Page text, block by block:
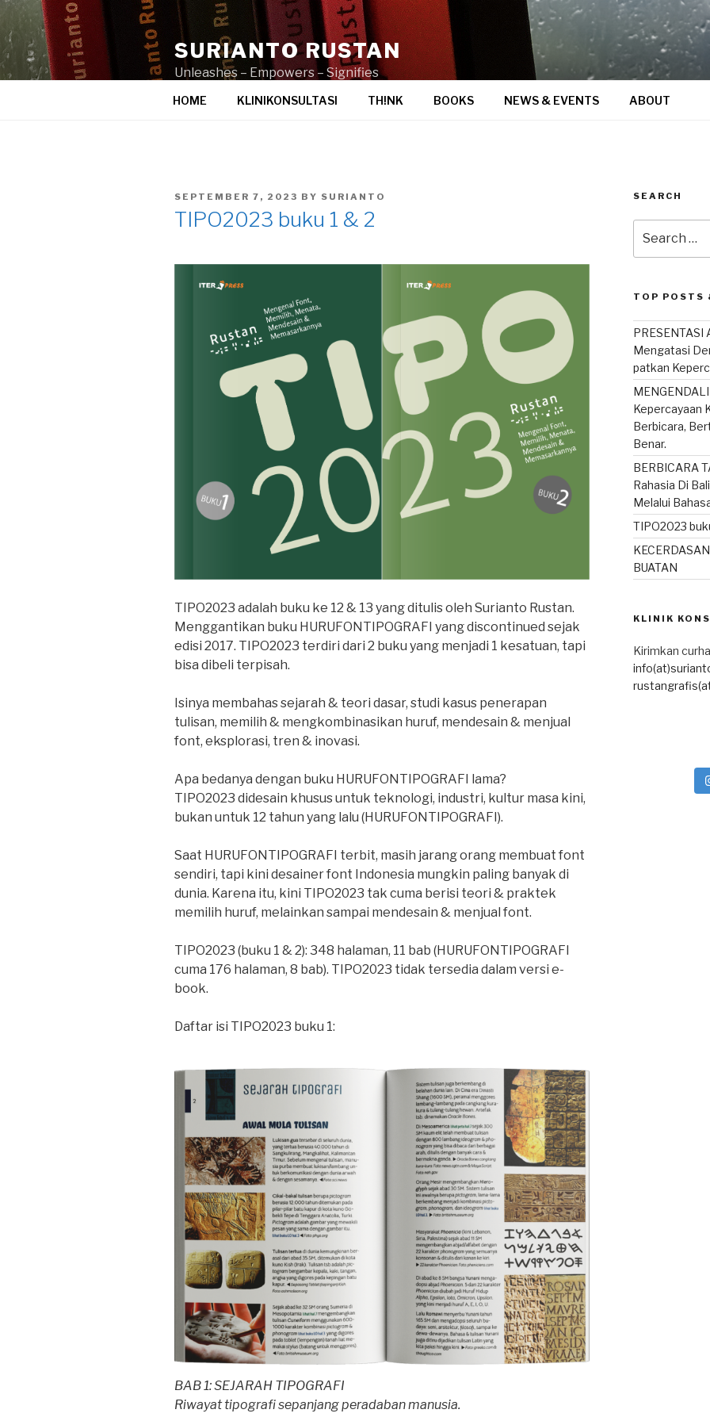
Skip
to
content
SURIANTO RUSTAN
Unleashes – Empowers – Signifies
HOME KLINIKONSULTASI TH!NK BOOKS NEWS & EVENTS ABOUT
POSTED
SEPTEMBER 7, 2023 BY SURIANTO
TIPO2023 buku 1 & 2
TIPO2023 adalah buku ke 12 & 13 yang ditulis oleh Surianto Rustan.
Menggantikan buku HURUFONTIPOGRAFI yang discontinued sejak
edisi 2017. TIPO2023 terdiri dari 2 buku yang menjadi 1 kesatuan, tapi
bisa dibeli terpisah.
Isinya membahas sejarah & teori dasar, studi kasus penerapan
tulisan, memilih & mengkombinasikan huruf, mendesain & menjual
font, eksplorasi, tren & inovasi.
Apa bedanya dengan buku HURUFONTIPOGRAFI lama?
TIPO2023 didesain khusus untuk teknologi, industri, kultur masa kini,
bukan untuk 12 tahun yang lalu (HURUFONTIPOGRAFI).
Saat HURUFONTIPOGRAFI terbit, masih jarang orang membuat font
sendiri, tapi kini desainer font Indonesia mungkin paling banyak di
dunia. Karena itu, kini TIPO2023 tak cuma berisi teori & praktek
memilih huruf, melainkan sampai mendesain & menjual font.
TIPO2023 (buku 1 & 2): 348 halaman, 11 bab (HURUFONTIPOGRAFI
cuma 176 halaman, 8 bab). TIPO2023 tidak tersedia dalam versi e-
book.
Daftar isi TIPO2023 buku 1:
BAB 1: SEJARAH TIPOGRAFI
Riwayat tipografi sepanjang peradaban manusia.
SEARCH
for:
TOP POSTS
PRESENTASI
Mengatasi
patkan
Kepercayaan
Berbicara,
Benar.
BERBICARA
Rahasia Di
Melalui
TIPO2023
BUATAN
KLINIK
Kirimkan